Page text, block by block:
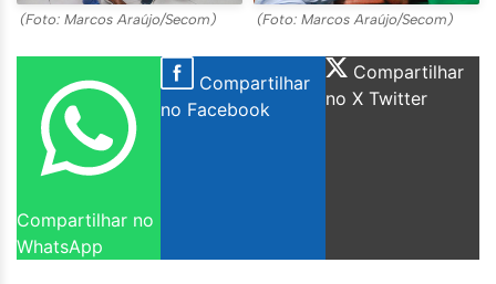
(Foto: Marcos Araújo/Secom) (Foto: Marcos Araújo/Secom)
Compartilhar no
WhatsApp
Compartilhar
no Facebook
Compartilhar
no X Twitter